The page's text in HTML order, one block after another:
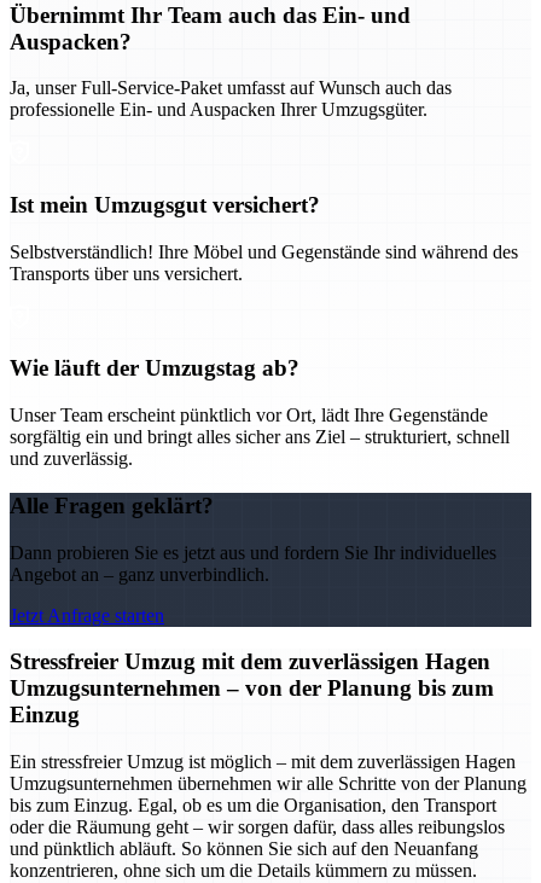
Übernimmt Ihr Team auch das Ein- und
Auspacken?
Ja, unser Full-Service-Paket umfasst auf Wunsch auch das
professionelle Ein- und Auspacken Ihrer Umzugsgüter.
Ist mein Umzugsgut versichert?
Selbstverständlich! Ihre Möbel und Gegenstände sind während des
Transports über uns versichert.
Wie läuft der Umzugstag ab?
Unser Team erscheint pünktlich vor Ort, lädt Ihre Gegenstände
sorgfältig ein und bringt alles sicher ans Ziel – strukturiert, schnell
und zuverlässig.
Alle Fragen geklärt?
Dann probieren Sie es jetzt aus und fordern Sie Ihr individuelles
Angebot an – ganz unverbindlich.
Jetzt Anfrage starten
Stressfreier Umzug mit dem zuverlässigen Hagen
Umzugsunternehmen – von der Planung bis zum
Einzug
Ein stressfreier Umzug ist möglich – mit dem zuverlässigen Hagen
Umzugsunternehmen übernehmen wir alle Schritte von der Planung
bis zum Einzug. Egal, ob es um die Organisation, den Transport
oder die Räumung geht – wir sorgen dafür, dass alles reibungslos
und pünktlich abläuft. So können Sie sich auf den Neuanfang
konzentrieren, ohne sich um die Details kümmern zu müssen.